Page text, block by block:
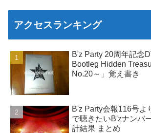
アクセスランキング
B'z Party 20周年記念
Bootleg Hidden
No.20～」覚え書き
B'z Party会報116号よ
で聴きたいB'zナンバ
計結果 まとめ